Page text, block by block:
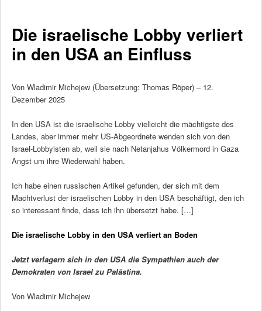
Die israelische Lobby verliert
in den USA an Einfluss
Von Wladimir Michejew (Übersetzung: Thomas Röper) – 12.
Dezember 2025
In den USA ist die israelische Lobby vielleicht die mächtigste des
Landes, aber immer mehr US-Abgeordnete wenden sich von den
Israel-Lobbyisten ab, weil sie nach Netanjahus Völkermord in Gaza
Angst um ihre Wiederwahl haben.
Ich habe einen russischen Artikel gefunden, der sich mit dem
Machtverlust der israelischen Lobby in den USA beschäftigt, den ich
so interessant finde, dass ich ihn übersetzt habe. […]
Die israelische Lobby in den USA verliert an Boden
Jetzt verlagern sich in den USA die Sympathien auch der
Demokraten von Israel zu Palästina.
Von Wladimir Michejew